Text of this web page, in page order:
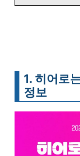
1. 히어로
정보